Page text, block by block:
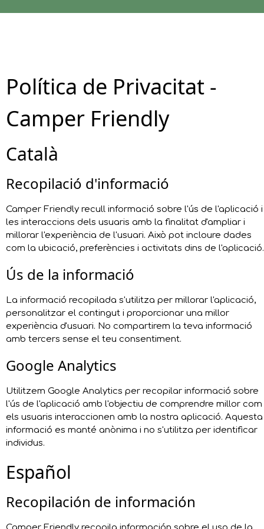
Política de Privacitat -
Camper Friendly
Català
Recopilació d'informació
Camper Friendly recull informació sobre l'ús de l'aplicació i
les interaccions dels usuaris amb la finalitat d'ampliar i
millorar l'experiència de l'usuari. Això pot incloure dades
com la ubicació, preferències i activitats dins de l'aplicació.
Ús de la informació
La informació recopilada s'utilitza per millorar l'aplicació,
personalitzar el contingut i proporcionar una millor
experiència d'usuari. No compartirem la teva informació
amb tercers sense el teu consentiment.
Google Analytics
Utilitzem Google Analytics per recopilar informació sobre
l'ús de l'aplicació amb l'objectiu de comprendre millor com
els usuaris interaccionen amb la nostra aplicació. Aquesta
informació es manté anònima i no s'utilitza per identificar
individus.
Español
Recopilación de información